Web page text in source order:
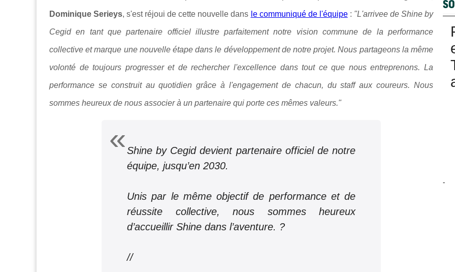
Dominique Serieys, s'est réjoui de cette nouvelle dans le communiqué de l'équipe: "L'arrivee de Shine by
Cegid en tant que partenaire officiel illustre parfaitement notre vision commune de la performance
collective et marque une nouvelle étape dans le développement de notre projet. Nous partageons la même
volonté de toujours progresser et de rechercher l'excellence dans tout ce que nous entreprenons. La
performance se construit au quotidien grâce à l'engagement de chacun, du staff aux coureurs. Nous
sommes heureux de nous associer à un partenaire qui porte ces mêmes valeurs."
Shine by Cegid devient partenaire officiel de notre
équipe, jusqu’en 2030.
Unis par le même objectif de performance et de
réussite collective, nous sommes heureux
d’accueillir Shine dans l’aventure. ?
//
-